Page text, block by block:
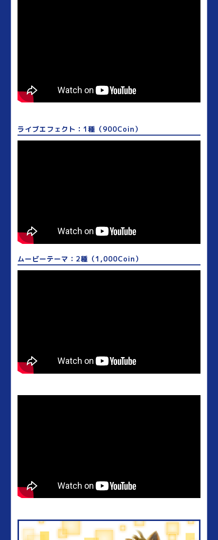
ライブエフェクト：1種（900Coin）
ムービーテーマ：2種（1,000Coin）